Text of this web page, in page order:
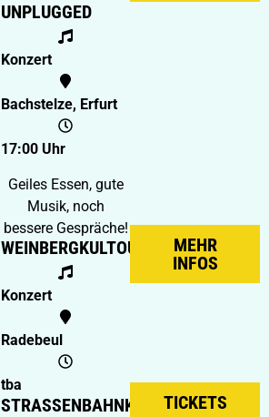
UNPLUGGED
Konzert
Bachstelze, Erfurt
17:00 Uhr
Geiles Essen, gute
Musik, noch
bessere Gespräche!
WEINBERGKULTOUR
Konzert
Radebeul
tba
MEHR
INFOS
STRASSENBAHNKONZERT #TICKETS